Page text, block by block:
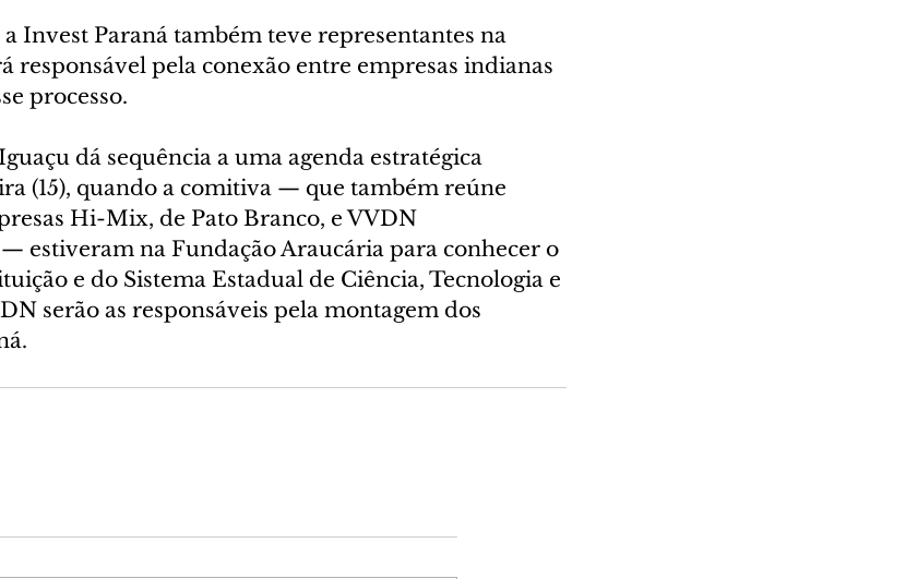
Invest Paraná também teve representantes na
responsável pela conexão entre empresas indianas
processo.
dá sequência a uma agenda estratégica
(15), quando a comitiva — que também reúne
Hi-Mix, de Pato Branco, e VVDN
estiveram na Fundação Araucária para conhecer o
e do Sistema Estadual de Ciência, Tecnologia e
serão as responsáveis pela montagem dos